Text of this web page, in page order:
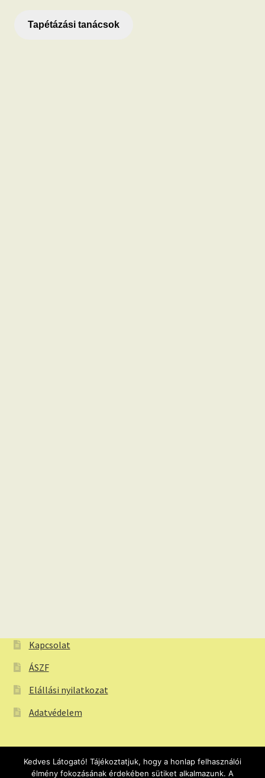
Tapétázási tanácsok
Kapcsolat
ÁSZF
Elállási nyilatkozat
Adatvédelem
Kedves Látogató! Tájékoztatjuk, hogy a honlap felhasználói
élmény fokozásának érdekében sütiket alkalmazunk. A